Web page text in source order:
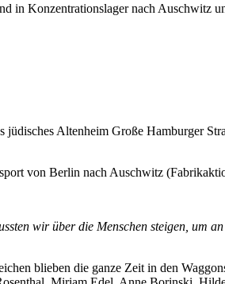
in Konzentrationslager nach Auschwitz
Altenheim Große Hamburger
von Berlin nach Auschwitz
wir über die Menschen steigen, um
blieben die ganze Zeit in den